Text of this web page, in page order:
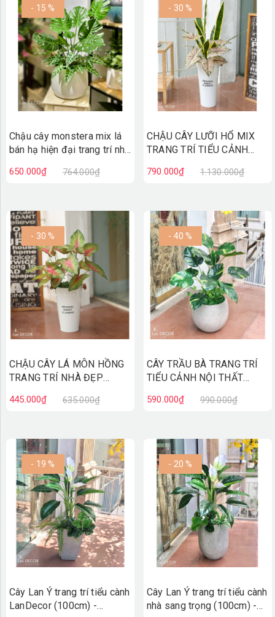
- 15 %
Chậu cây monstera mix lá
bán hạ hiện đại trang trí nhà
650.000₫ 764.000₫
- 30 %
CHẬU CÂY LƯỠI HỔ MIX
TRANG TRÍ TIỂU CẢNH
790.000₫ 1.130.000₫
- 30 %
CHẬU CÂY LÁ MÔN HỒNG
TRANG TRÍ NHÀ ĐẸP
445.000₫ 635.000₫
- 40 %
CÂY TRẦU BÀ TRANG TRÍ
TIỂU CẢNH NỘI THẤT
LC2801-1 MIX
590.000₫ 990.000₫
- 19 %
Cây Lan Ý trang trí tiểu cành
LanDecor (100cm) -
- 20 %
Cây Lan Ý trang trí tiểu cành
nhà sang trọng (100cm) -